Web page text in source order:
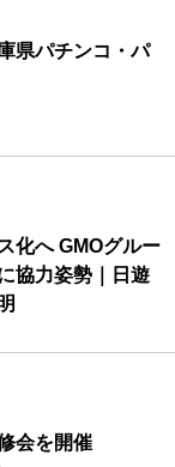
県パチンコ・パ
化へ GMOグルー
協力姿勢｜日遊
会を開催